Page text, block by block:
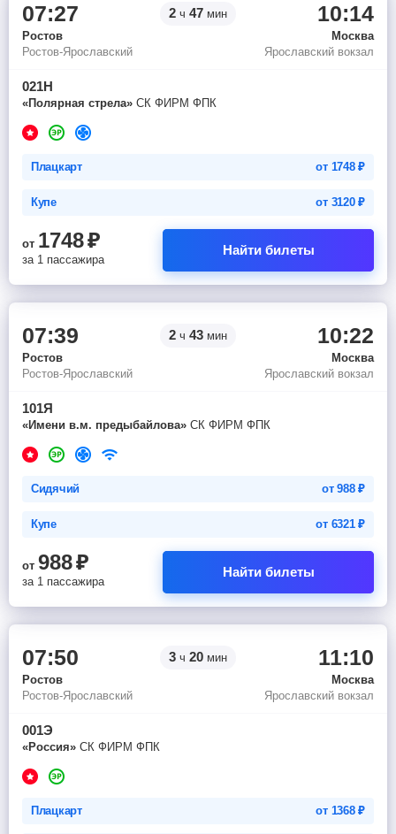
07:27 2 ч 47 мин 10:14
Ростов
Москва
Ростов-Ярославский
Ярославский вокзал
021Н
«Полярная стрела» СК ФИРМ ФПК
Плацкарт от 1748₽
Купе от 3120₽
от 1748₽
за 1 пассажира
Найти билеты
07:39 2 ч 43 мин 10:22
Ростов
Москва
Ростов-Ярославский
Ярославский вокзал
101Я
«Имени в.м. предыбайлова» СК ФИРМ ФПК
Сидячий от988₽
Купе от 6321₽
от 988₽
за 1 пассажира
Найти билеты
07:50 3 ч 20 мин 11:10
Ростов
Москва
Ростов-Ярославский
Ярославский вокзал
001Э
«Россия» СК ФИРМ ФПК
Плацкарт от 1368₽